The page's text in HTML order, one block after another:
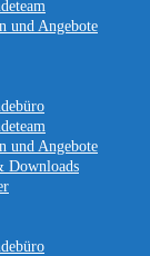
und Angebote
und Angebote
Downloads